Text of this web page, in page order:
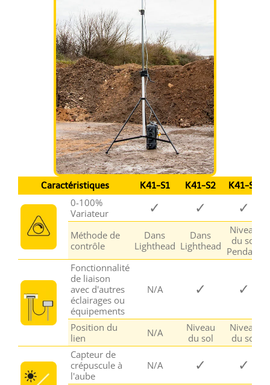
Caractéristiques K41-S1 K41-S2 K41-S3
0-100%
Variateur
✓ ✓ ✓
Méthode de
contrôle
Dans
Lighthead
Dans
Lighthead
Niveau
du sol
Pendant
Fonctionnalité
de liaison
avec d'autres
éclairages ou
équipements
N/A ✓ ✓
Position du
lien
N/A
Niveau
du sol
Niveau
du sol
Capteur de
crépuscule à
l'aube
N/A ✓ ✓